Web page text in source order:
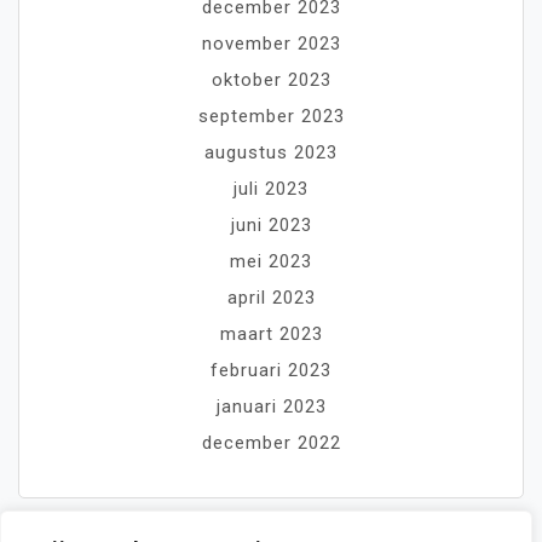
december 2023
november 2023
oktober 2023
september 2023
augustus 2023
juli 2023
juni 2023
mei 2023
april 2023
maart 2023
februari 2023
januari 2023
december 2022